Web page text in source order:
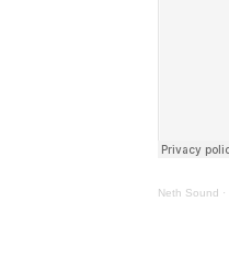
Neth Sound ·